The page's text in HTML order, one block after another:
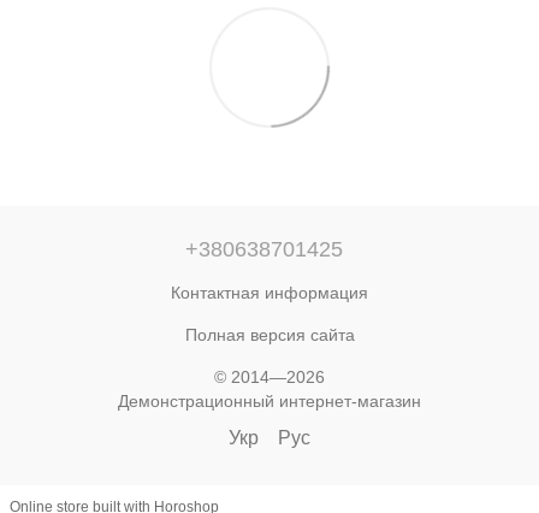
+380638701425
Контактная информация
Полная версия сайта
© 2014—2026
Демонстрационный интернет-магазин
Укр Рус
Online store built with Horoshop